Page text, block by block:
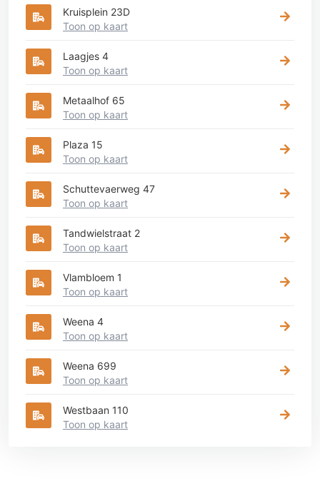
Kruisplein 23D
Toon op kaart
Laagjes 4
Toon op kaart
Metaalhof 65
Toon op kaart
Plaza 15
Toon op kaart
Schuttevaerweg 47
Toon op kaart
Tandwielstraat 2
Toon op kaart
Vlambloem 1
Toon op kaart
Weena 4
Toon op kaart
Weena 699
Toon op kaart
Westbaan 110
Toon op kaart